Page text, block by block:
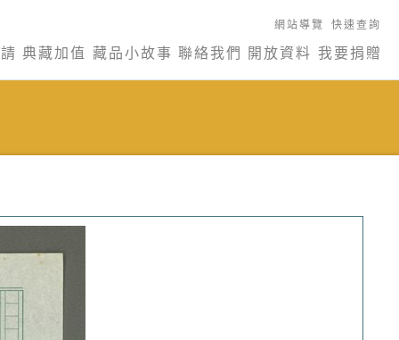
網站導覽 快速查詢
典藏加值 藏品小故事 聯絡我們 開放資料 我要捐贈